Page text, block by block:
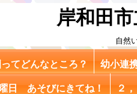
岸和田
自然
てどんなところ？ 幼小連
日 あそびにきてね！ ２